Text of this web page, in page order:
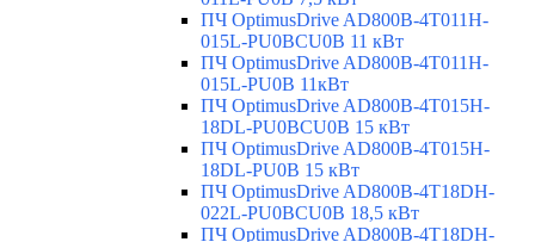
ПЧ OptimusDrive AD800B-4T011H-
015L-PU0BCU0B 11 кВт
ПЧ OptimusDrive AD800B-4T011H-
015L-PU0B 11кВт
ПЧ OptimusDrive AD800B-4T015H-
18DL-PU0BCU0B 15 кВт
ПЧ OptimusDrive AD800B-4T015H-
18DL-PU0B 15 кВт
ПЧ OptimusDrive AD800B-4T18DH-
022L-PU0BCU0B 18,5 кВт
ПЧ OptimusDrive AD800B-4T18DH-